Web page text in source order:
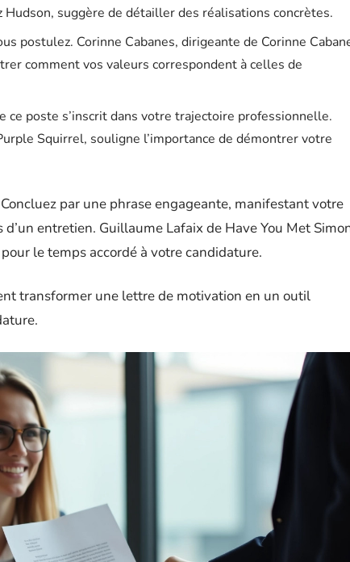
suggère de détailler des réalisations concrètes.
postulez. Corinne Cabanes, dirigeante de Corinne
comment vos valeurs correspondent à celles de
ce poste s’inscrit dans votre trajectoire professionnelle.
Squirrel, souligne l’importance de démontrer votre
par une phrase engageante, manifestant votre
entretien. Guillaume Lafaix de Have You Met
le temps accordé à votre candidature.
transformer une lettre de motivation en un outil